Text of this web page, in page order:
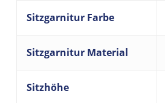
Sitzgarnitur Farbe
Sitzgarnitur Material
Sitzhöhe